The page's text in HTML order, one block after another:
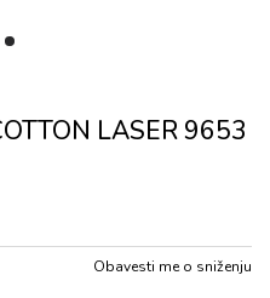
2
LASER 9653
Obavesti me o sniženju